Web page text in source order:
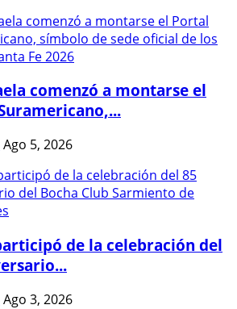
comenzó a montarse el
Ago 5, 2026
de la celebración del
Ago 3, 2026